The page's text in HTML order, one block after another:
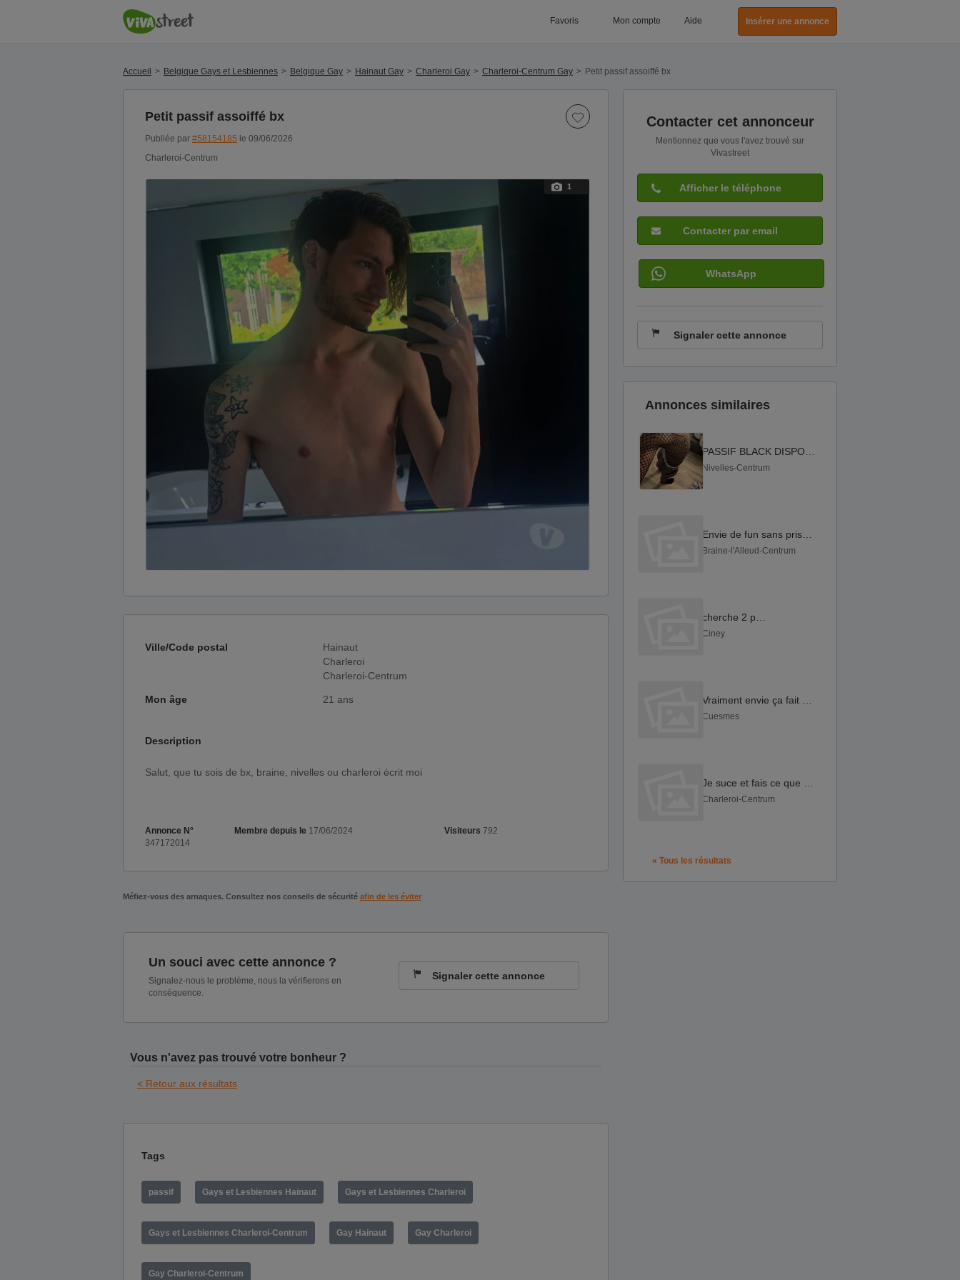
Favoris Mon compte Aide Insérer une annonce
Accueil Belgique Gays et Lesbiennes Belgique Gay Hainaut Gay Charleroi Gay Charleroi-Centrum Gay Petit passif assoiffé bx
Petit passif assoiffé bx
Publiée par #58154185 le 09/06/2026
Charleroi-Centrum
1
Ville/Code postal
Hainaut
Charleroi
Charleroi-Centrum
Mon âge 21 ans
Description
Salut, que tu sois de bx, braine, nivelles ou charleroi écrit moi
Annonce N°
347172014
Membre depuis le 17/06/2024 Visiteurs 792
Méfiez-vous des arnaques. Consultez nos conseils de sécurité afin de les éviter
Un souci avec cette annonce ?
Signalez-nous le problème, nous la vérifierons en
conséquence.
Signaler cette annonce
Vous n'avez pas trouvé votre bonheur ?
< Retour aux résultats
Contacter cet annonceur
Mentionnez que vous l'avez trouvé sur
Vivastreet
Afficher le téléphone
Contacter par email
WhatsApp
Signaler cette annonce
Annonces similaires
Nivelles-Centrum
Braine-l'Alleud-Centrum
Ciney
Cuesmes
Charleroi-Centrum
« Tous les résultats
Tags
passif Gays et Lesbiennes Hainaut Gays et Lesbiennes Charleroi
Gays et Lesbiennes Charleroi-Centrum Gay Hainaut Gay Charleroi
Gay Charleroi-Centrum